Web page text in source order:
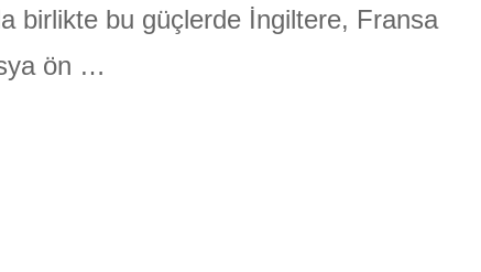
birlikte bu güçlerde İngiltere, Fransa
ön …